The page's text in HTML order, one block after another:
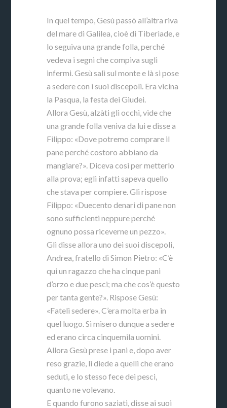
In quel tempo, Gesù passò all’altra riva
del mare di Galilea, cioè di Tiberìade, e
lo seguiva una grande folla, perché
vedeva i segni che compiva sugli
infermi. Gesù salì sul monte e là si pose
a sedere con i suoi discepoli. Era vicina
la Pasqua, la festa dei Giudei.
Allora Gesù, alzàti gli occhi, vide che
una grande folla veniva da lui e disse a
Filippo: «Dove potremo comprare il
pane perché costoro abbiano da
mangiare?». Diceva così per metterlo
alla prova; egli infatti sapeva quello
che stava per compiere. Gli rispose
Filippo: «Duecento denari di pane non
sono sufficienti neppure perché
ognuno possa riceverne un pezzo».
Gli disse allora uno dei suoi discepoli,
Andrea, fratello di Simon Pietro: «C’è
qui un ragazzo che ha cinque pani
d’orzo e due pesci; ma che cos’è questo
per tanta gente?». Rispose Gesù:
«Fateli sedere». C’era molta erba in
quel luogo. Si misero dunque a sedere
ed erano circa cinquemila uomini.
Allora Gesù prese i pani e, dopo aver
reso grazie, li diede a quelli che erano
seduti, e lo stesso fece dei pesci,
quanto ne volevano.
E quando furono saziati, disse ai suoi